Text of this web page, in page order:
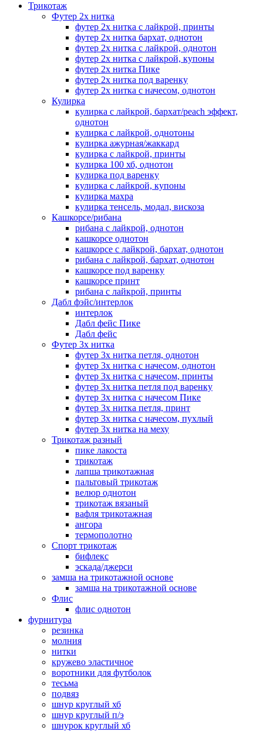
Трикотаж
Футер 2х нитка
футер 2х нитка с лайкрой, принты
футер 2х нитка бархат, однотон
футер 2х нитка с лайкрой, однотон
футер 2х нитка с лайкрой, купоны
футер 2х нитка Пике
футер 2х нитка под варенку
футер 2х нитка с начесом, однотон
Кулирка
кулирка с лайкрой, бархат/peach эффект,
однотон
кулирка с лайкрой, однотоны
кулирка ажурная/жаккард
кулирка с лайкрой, принты
кулирка 100 хб, однотон
кулирка под варенку
кулирка с лайкрой, купоны
кулирка махра
кулирка тенсель, модал, вискоза
Кашкорсе/рибана
рибана с лайкрой, однотон
кашкорсе однотон
кашкорсе с лайкрой, бархат, однотон
рибана с лайкрой, бархат, однотон
кашкорсе под варенку
кашкорсе принт
рибана с лайкрой, принты
Дабл фэйс/интерлок
интерлок
Дабл фейс Пике
Дабл фейс
Футер 3х нитка
футер 3х нитка петля, однотон
футер 3х нитка с начесом, однотон
футер 3х нитка с начесом, принты
футер 3х нитка петля под варенку
футер 3х нитка с начесом Пике
футер 3х нитка петля, принт
футер 3х нитка с начесом, пухлый
футер 3х нитка на меху
Трикотаж разный
пике лакоста
трикотаж
лапша трикотажная
пальтовый трикотаж
велюр однотон
трикотаж вязаный
вафля трикотажная
ангора
термополотно
Спорт трикотаж
бифлекс
эскада/джерси
замша на трикотажной основе
замша на трикотажной основе
Флис
флис однотон
фурнитура
резинка
молния
нитки
кружево эластичное
воротники для футболок
тесьма
подвяз
шнур круглый хб
шнур круглый п/э
шнурок круглый хб